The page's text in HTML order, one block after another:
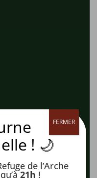
! 🌙
de l’Arche
21h !
FERMER